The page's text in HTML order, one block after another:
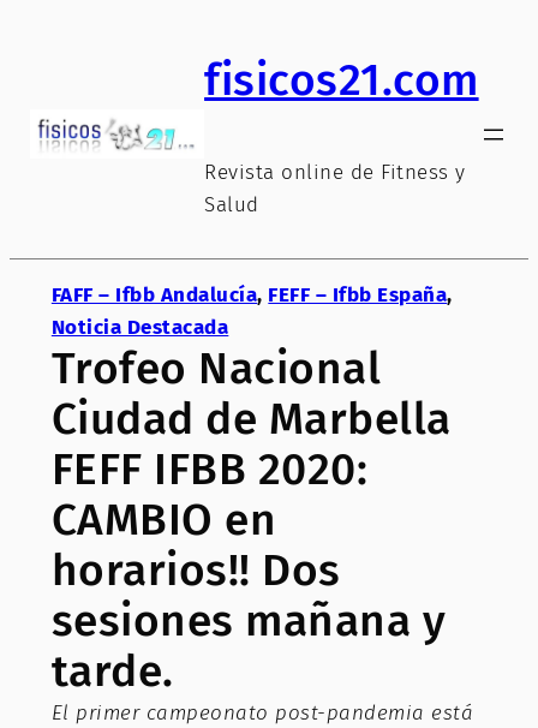
fisicos21.com
Revista online de Fitness y
Salud
FAFF – Ifbb Andalucía, FEFF – Ifbb España
Noticia Destacada
Trofeo Nacional
Ciudad de Marbella
FEFF IFBB 2020:
CAMBIO en
horarios!! Dos
sesiones mañana y
tarde.
El primer campeonato post-pandemia está